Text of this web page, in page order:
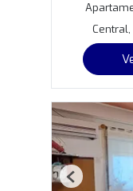
Previous